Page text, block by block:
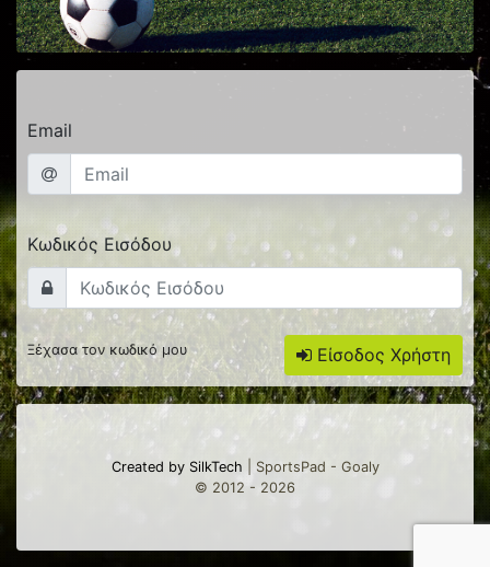
Email
Κωδικός Εισόδου
Είσοδος Χρήστη
Ξέχασα τον κωδικό μου
Created by SilkTech | SportsPad - Goaly
© 2012 - 2026